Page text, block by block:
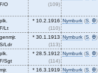
F/O
(109)
plk.
F/Lt
* 10.2.1916
(110)
Nymburk (S Ꚛ)
genmjr.
S/Ldr
* 30.1.1913
(113)
Nymburk (S Ꚛ)
plk.
F/Sgt
* 28.5.1912
(114)
Nymburk (S Ꚛ)
mjr.
* 16.3.1919 Nymburk (S Ꚛ)